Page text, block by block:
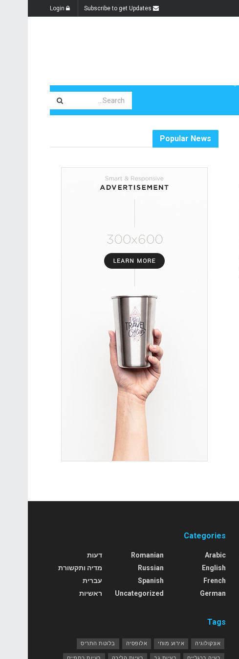
Popular News
Categories
Arabic
English
French
German
Romanian
Russian
Spanish
Uncategorized
דעות
מדיה ותקשורת
עברית
ראשיות
Tags
אונקולוגיה אירוע מוחי אלופסיה בלוטת התריס